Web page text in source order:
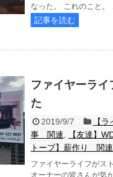
なった。 これのこと。
記事を読む
ファイヤーラ
た
2019/9/7 【
事 関連
【友達】
トーブ】薪作り 関連
ファイヤーライフがス
オーナーの皆さんが気